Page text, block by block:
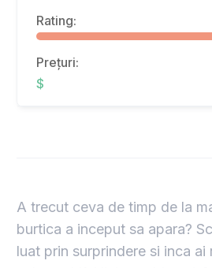
Rating:
Prețuri:
$
A trecut ceva de timp de la
burtica a inceput sa apara?
luat prin surprindere si inca ai